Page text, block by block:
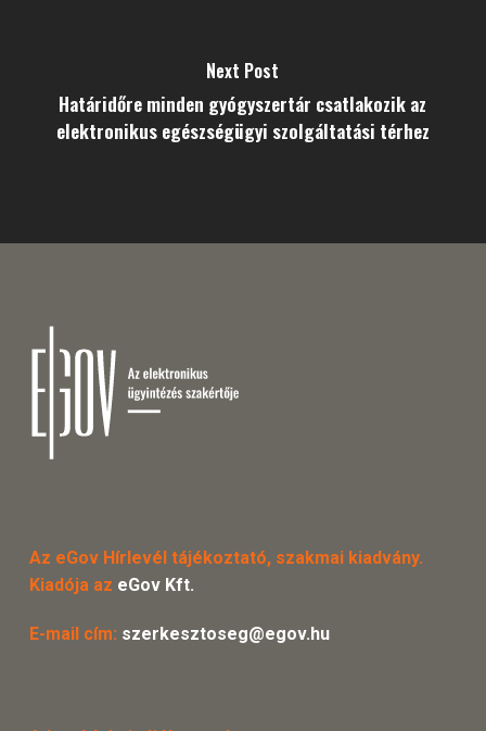
Next Post
Határidőre minden gyógyszertár csatlakozik az
elektronikus egészségügyi szolgáltatási térhez
Az eGov Hírlevél tájékoztató, szakmai kiadvány.
Kiadója az eGov Kft.
E-mail cím: szerkesztoseg@egov.hu